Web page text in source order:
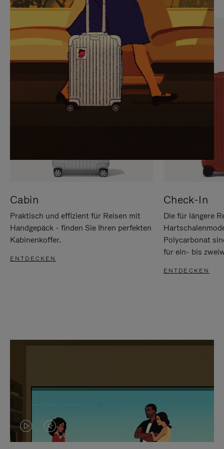
SIE,
UM
ANZUHALTEN
AUFHEBEN
DER
STUMMSCHALTUNG
Cabin
Praktisch und effizient für Reisen mit
Handgepäck - finden Sie Ihren perfekten
Kabinenkoffer.
ENTDECKEN
Check-In
Die für längere
Polycarbonat
für ein- bis
ENTDECKEN
DASVIDEO